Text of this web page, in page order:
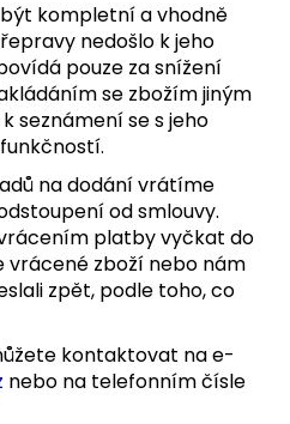
kompletní a vhodně
nedošlo k jeho
pouze za snížení
se zbožím jiným
seznámení se s jeho
na dodání vrátíme
od smlouvy.
platby vyčkat do
vrácené zboží nebo nám
zpět, podle toho, co
kontaktovat na e-
nebo na telefonním čísle